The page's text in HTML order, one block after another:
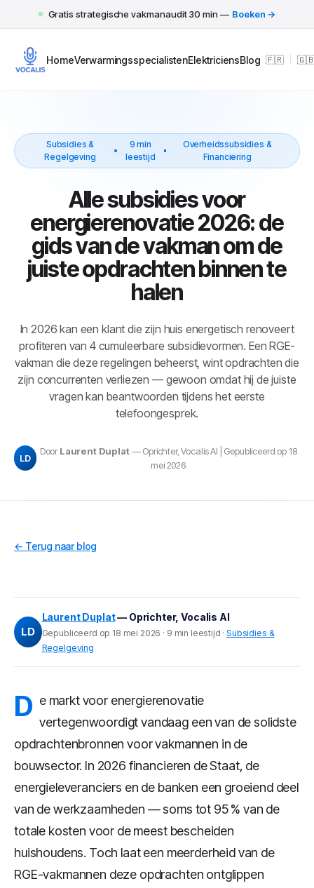
Gratis strategische vakmanaudit 30 min — Boeken →
HomeVerwarmingsspecialistenElektriciensBlog 🇫🇷
Subsidies &
Regelgeving
9 min
leestijd
Overheidssubsidies &
Financiering
Alle subsidies voor
energierenovatie 2026: de
gids van de vakman om de
juiste opdrachten binnen te
halen
In 2026 kan een klant die zijn huis energetisch renoveert
profiteren van 4 cumuleerbare subsidievormen. Een RGE-
vakman die deze regelingen beheerst, wint opdrachten die
zijn concurrenten verliezen — gewoon omdat hij de juiste
vragen kan beantwoorden tijdens het eerste
telefoongesprek.
LD
DoorLaurent Duplat— Oprichter, Vocalis AI | Gepubliceerd op 18
mei 2026
← Terug naar blog
LD
Laurent Duplat— Oprichter, Vocalis AI
Gepubliceerd op 18 mei 2026 · 9 min leestijd ·Subsidies &
Regelgeving
D e markt voor energierenovatie
vertegenwoordigt vandaag een van de solidste
opdrachtenbronnen voor vakmannen in de
bouwsector. In 2026 financieren de Staat, de
energieleveranciers en de banken een groeiend deel
van de werkzaamheden — soms tot 95 % van de
totale kosten voor de meest bescheiden
huishoudens. Toch laat een meerderheid van de
RGE-vakmannen deze opdrachten ontglippen